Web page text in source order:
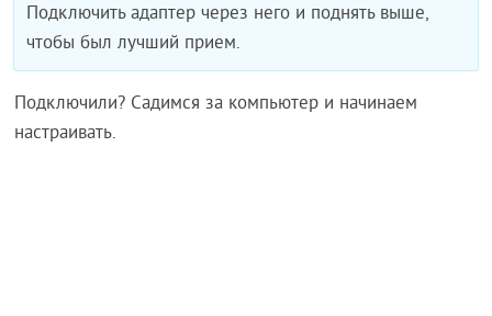
Подключить адаптер через него и поднять выше,
чтобы был лучший прием.
Подключили? Садимся за компьютер и начинаем
настраивать.